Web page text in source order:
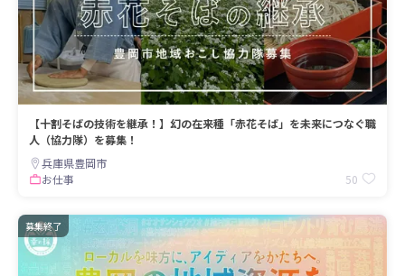
【十割そばの技術を継承！】幻の在来種「赤花そば」を未来につなぐ職
人（協力隊）を募集！
兵庫県豊岡市
お仕事
50
募集終了